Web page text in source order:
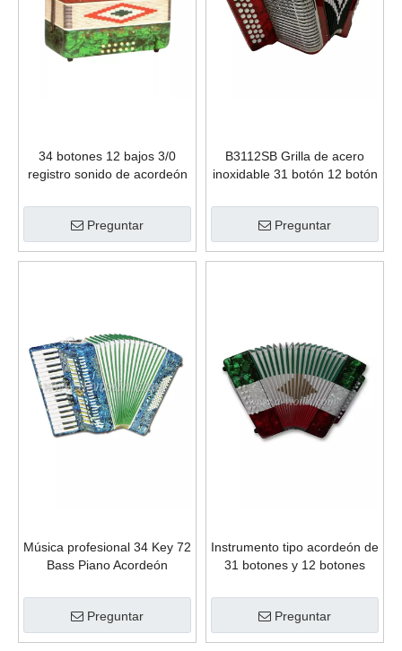
34 botones 12 bajos 3/0
registro sonido de acordeón
(B3412)
Preguntar
B3112SB Grilla de acero
inoxidable 31 botón 12 botón
Preguntar
Música profesional 34 Key 72
Bass Piano Acordeón
Preguntar
Instrumento tipo acordeón de
31 botones y 12 botones
Preguntar